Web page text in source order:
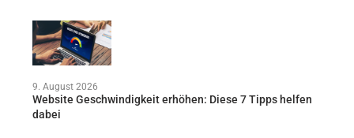
9. August 2026
Website Geschwindigkeit erhöhen: Diese 7 Tipps helfen
dabei